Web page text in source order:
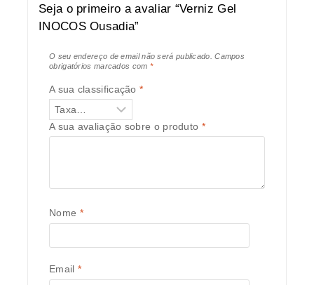
Seja o primeiro a avaliar “Verniz Gel
INOCOS Ousadia”
O seu endereço de email não será publicado.
Campos
obrigatórios marcados com *
A sua classificação*
A sua avaliação sobre o produto *
Nome *
Email *